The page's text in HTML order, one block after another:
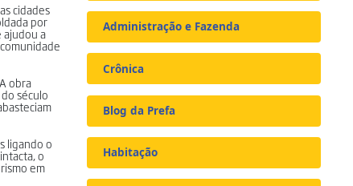
cidades
por
ajudou a
obra
século
ligando o
o
em
Administração e Fazenda
Crônica
Blog da Prefa
Habitação